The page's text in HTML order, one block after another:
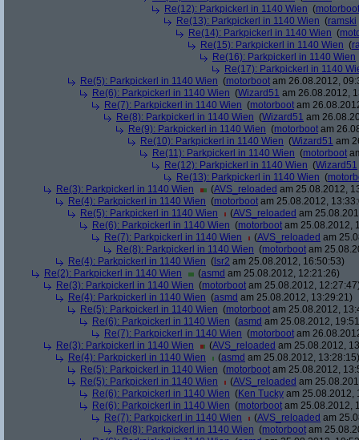
Re(12): Parkpickerl in 1140 Wien (motorboot
Re(13): Parkpickerl in 1140 Wien (ramski
Re(14): Parkpickerl in 1140 Wien (
Re(15): Parkpickerl in 1140 Wien (
Re(16): Parkpickerl in 1140 Wien
Re(17): Parkpickerl in 1140
Re(5): Parkpickerl in 1140 Wien (motorboot am 26.08.2012,
Re(6): Parkpickerl in 1140 Wien (Wizard51 am 26.08.2012,
Re(7): Parkpickerl in 1140 Wien (motorboot am
Re(8): Parkpickerl in 1140 Wien (Wizard51 am
Re(9): Parkpickerl in 1140 Wien (motorboot am
Re(10): Parkpickerl in 1140 Wien (Wizard51 am
Re(11): Parkpickerl in 1140 Wien (motorboot
Re(12): Parkpickerl in 1140 Wien (Wizard51
Re(13): Parkpickerl in 1140 Wien (
Re(3): Parkpickerl in 1140 Wien
(AVS_reloaded am 25.08.2012,
Re(4): Parkpickerl in 1140 Wien (motorboot am 25.08.2012,
Re(5): Parkpickerl in 1140 Wien
(AVS_reloaded am
Re(6): Parkpickerl in 1140 Wien (motorboot am 25.08.2012,
Re(7): Parkpickerl in 1140 Wien
(AVS_reloaded am
Re(8): Parkpickerl in 1140 Wien (motorboot am
Re(4): Parkpickerl in 1140 Wien ( lsr2 am 25.08.2012, 16:50:53)
Re(2): Parkpickerl in 1140 Wien
(asmd am 25.08.2012, 12:21:26)
Re(3): Parkpickerl in 1140 Wien (motorboot am 25.08.2012,
Re(4): Parkpickerl in 1140 Wien (asmd am 25.08.2012, 13:29:21)
Re(5): Parkpickerl in 1140 Wien (motorboot am 25.08.2012,
Re(6): Parkpickerl in 1140 Wien (asmd am 25.08.2012,
Re(7): Parkpickerl in 1140 Wien (motorboot am
Re(3): Parkpickerl in 1140 Wien
(AVS_reloaded am 25.08.2012,
Re(4): Parkpickerl in 1140 Wien
(asmd am 25.08.2012, 13:28:15)
Re(5): Parkpickerl in 1140 Wien (motorboot am 25.08.2012,
Re(5): Parkpickerl in 1140 Wien
(AVS_reloaded am
Re(6): Parkpickerl in 1140 Wien (Ken Tucky am 25.08.2012,
Re(6): Parkpickerl in 1140 Wien (motorboot am 25.08.2012,
Re(7): Parkpickerl in 1140 Wien
(AVS_reloaded am
Re(8): Parkpickerl in 1140 Wien (motorboot am